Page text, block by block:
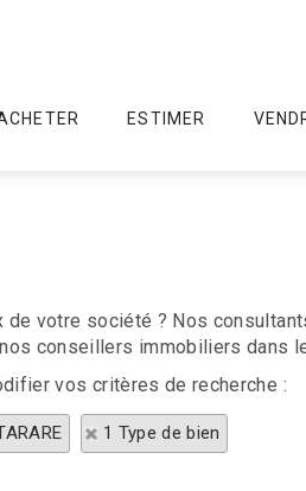
ESTIMER
votre société ? Nos
conseillers immobiliers dans
vos critères de recherche :
1 Type de bien